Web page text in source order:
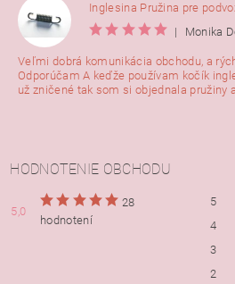
Inglesina Pružina pre
|
Monika
Veľmi dobrá komunikácia obchodu, a
Odporúčam A keďže používam kočík
už zničené tak som si objednala pružiny
HODNOTENIE OBCHODU
5,0
28
hodnotení
5
4
3
2